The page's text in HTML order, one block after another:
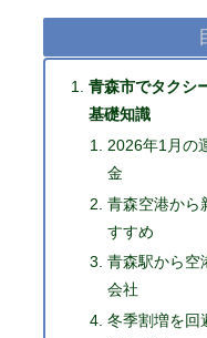
青森市でタクシ
基礎知識
2026年1月の
金
青森空港から
すすめ
青森駅から空
会社
冬季割増を回